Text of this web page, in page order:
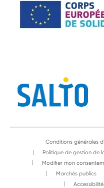
Conditions générales
Politique de gestion de
Modifier mon
Marchés publics